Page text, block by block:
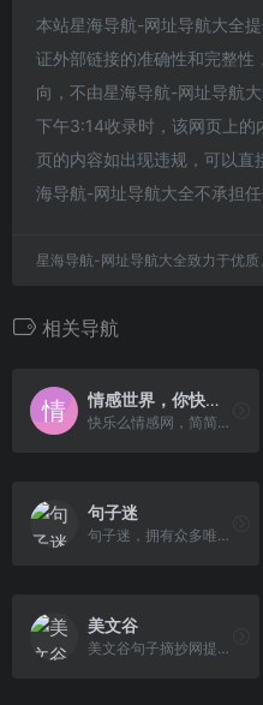
本站星海导航-网址导航大全
证外部链接的准确性和完整性
向，不由星海导航-网址导航
下午3:14收录时，该网页上的
页的内容如出现违规，可以直
海导航-网址导航大全不承担任
星海导航-网址导航大全致力于优
相关导航
情感世界，你快乐么
快乐么情感网，简简单单的分享情感世界的感受！
句子迷
句子迷，拥有众多唯美句子、励志句子、伤感句子、名人名言、搞笑语录、爱情语录、公司口号、团队口号、爱情诗词、心情说说、人生座右铭的句子平台，适合各年龄段男生女生的句子大全。
美文谷
美文谷句子摘抄网提供短文摘抄,好词摘抄,好句摘抄,好段摘抄,名人名言摘抄等内容。